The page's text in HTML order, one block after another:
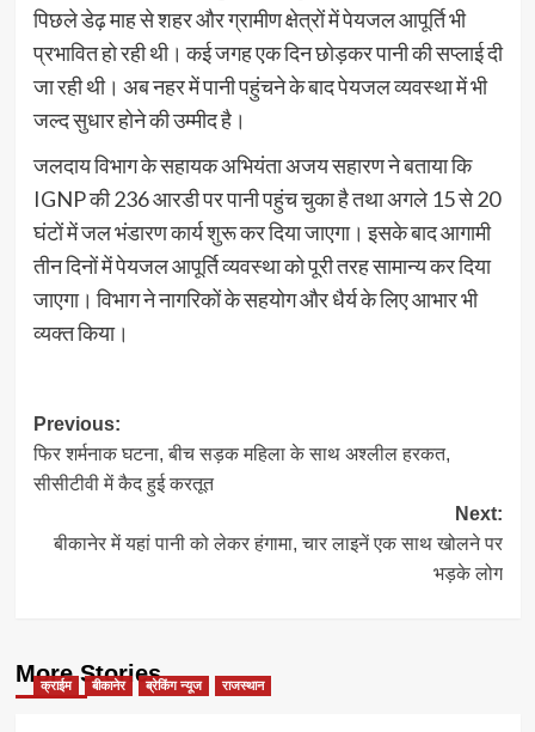
पिछले डेढ़ माह से शहर और ग्रामीण क्षेत्रों में पेयजल आपूर्ति भी
प्रभावित हो रही थी। कई जगह एक दिन छोड़कर पानी की सप्लाई दी
जा रही थी। अब नहर में पानी पहुंचने के बाद पेयजल व्यवस्था में भी
जल्द सुधार होने की उम्मीद है।
जलदाय विभाग के सहायक अभियंता अजय सहारण ने बताया कि
IGNP की 236 आरडी पर पानी पहुंच चुका है तथा अगले 15 से 20
घंटों में जल भंडारण कार्य शुरू कर दिया जाएगा। इसके बाद आगामी
तीन दिनों में पेयजल आपूर्ति व्यवस्था को पूरी तरह सामान्य कर दिया
जाएगा। विभाग ने नागरिकों के सहयोग और धैर्य के लिए आभार भी
व्यक्त किया।
Post
navigation
Previous:
फिर शर्मनाक घटना, बीच सड़क महिला के साथ अश्लील हरकत,
सीसीटीवी में कैद हुई करतूत
Next:
बीकानेर में यहां पानी को लेकर हंगामा, चार लाइनें एक साथ खोलने पर
भड़के लोग
More Stories
क्राईम बीकानेर ब्रेकिंग न्यूज राजस्थान